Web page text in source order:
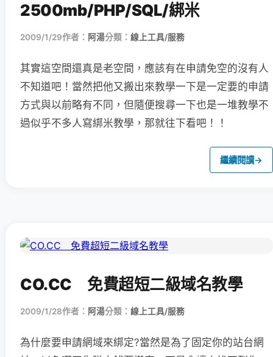
2500mb/PHP/SQL/綁米
2009/1/29作者： 阿湯分類： 線上工具/服務
其實這空間還真是老空間，應該有在申請免空的沒有人
不知道吧！當然把他又搬出來教學一下是一定要的申請
方式與以前略有不同，但隨便搜尋一下也是一堆教學不
過似乎不多人寫綁米教學，那就往下看吧！！
繼續閱讀→
CO.CC 免費超短二級域名教學
2009/1/28作者： 阿湯分類： 線上工具/服務
為什麼要申請網域來綁定?當然是為了固定你的站台網